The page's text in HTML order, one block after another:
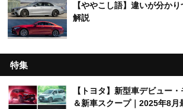
【ややこし語】違いが分か
解説
特集
【トヨタ】新型車デビュー
＆新車スクープ｜2025年8月